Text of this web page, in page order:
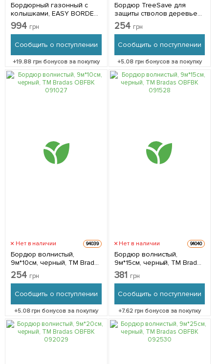
Бордюрный газонный с
колышками, EASY BORDER
SET, 40мм, ТМ Bradas
OBEB4010SET
994 грн
Сообщить о поступлении
+19.88грн бонусов за покупку
Бордюр TreeSave для
защиты стволов деревьев,
высота 20см, ширина 33см,
зеленый, Bradas
254 грн
Сообщить о поступлении
+5.08 грн бонусов за покупку
Нет в наличии 94039
Бордюр волнистый,
9м*10см, черный, ТМ Bradas
OBFBK 0910
254 грн
Сообщить о поступлении
+5.08грн бонусов за покупку
Нет в наличии 94040
Бордюр волнистый,
9м*15см, черный, ТМ Bradas
OBFBK 0915
381 грн
Сообщить о поступлении
+7.62грн бонусов за покупку